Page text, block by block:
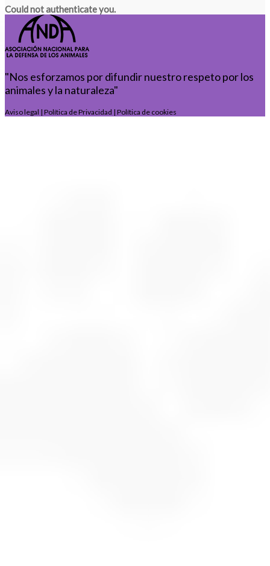
Could not authenticate you.
"Nos esforzamos por difundir nuestro respeto por los
animales y la naturaleza"
Aviso legal | Política de Privacidad | Política de cookies